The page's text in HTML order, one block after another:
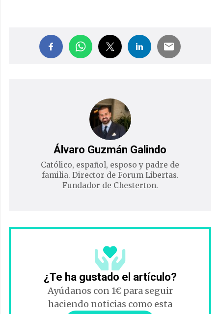
Álvaro Guzmán Galindo
Católico, español, esposo y padre de
familia. Director de Forum Libertas.
Fundador de Chesterton.
¿Te ha gustado el artículo?
Ayúdanos con 1€ para seguir
haciendo noticias como esta